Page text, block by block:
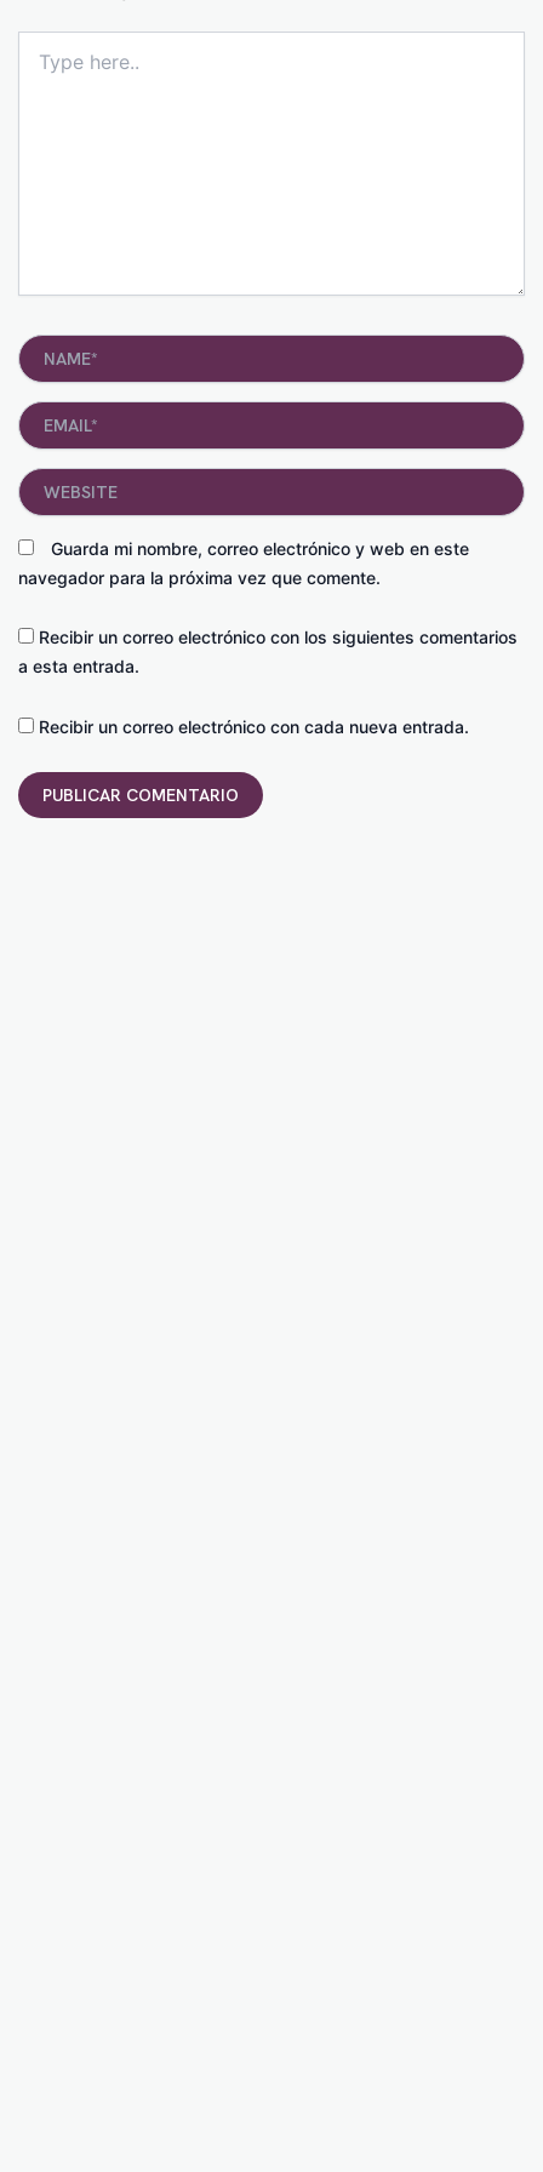
here..
Name*
Email*
Guarda mi nombre, correo electrónico y web en este
navegador para la próxima vez que comente.
Website
Recibir un correo electrónico con los siguientes comentarios
a esta entrada.
Recibir un correo electrónico con cada nueva entrada.